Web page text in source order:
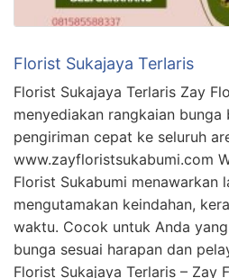
Florist Sukajaya Terlaris
Florist Sukajaya Terlaris Zay
menyediakan rangkaian
pengiriman cepat ke seluruh
www.zayfloristsukabumi.com
Florist Sukabumi menawarkan
mengutamakan keindahan,
waktu. Cocok untuk Anda
bunga sesuai harapan dan
Florist Sukajaya Terlaris – Zay